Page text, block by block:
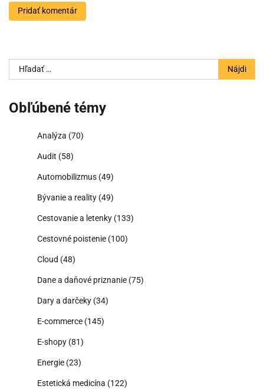
Hľadať:
Obľúbené témy
Analýza (70)
Audit (58)
Automobilizmus (49)
Bývanie a reality (49)
Cestovanie a letenky (133)
Cestovné poistenie (100)
Cloud (48)
Dane a daňové priznanie (75)
Dary a darčeky (34)
E-commerce (145)
E-shopy (81)
Energie (23)
Estetická medicína (122)